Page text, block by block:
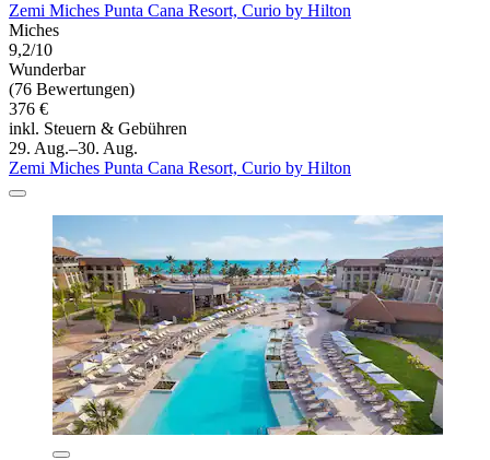
Zemi Miches Punta Cana Resort, Curio by Hilton
Miches
9,2/10
Wunderbar
(76 Bewertungen)
376 €
inkl. Steuern & Gebühren
29. Aug.–30. Aug.
Zemi Miches Punta Cana Resort, Curio by Hilton